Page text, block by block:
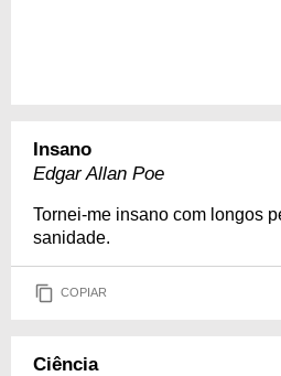
Insano
Edgar Allan Poe
Tornei-me insano com longos
sanidade.
COPIAR
Ciência